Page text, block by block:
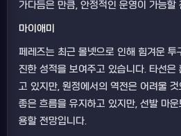
가다듬은 만큼, 안정적인 운영이 가능할
마이애미
페레즈는 최근 볼넷으로 인해 힘겨운 투
진한 성적을 보여주고 있습니다. 타선은
고 있지만, 원정에서의 역전은 어려울
좋은 흐름을 유지하고 있지만, 선발 마
용할 전망입니다.